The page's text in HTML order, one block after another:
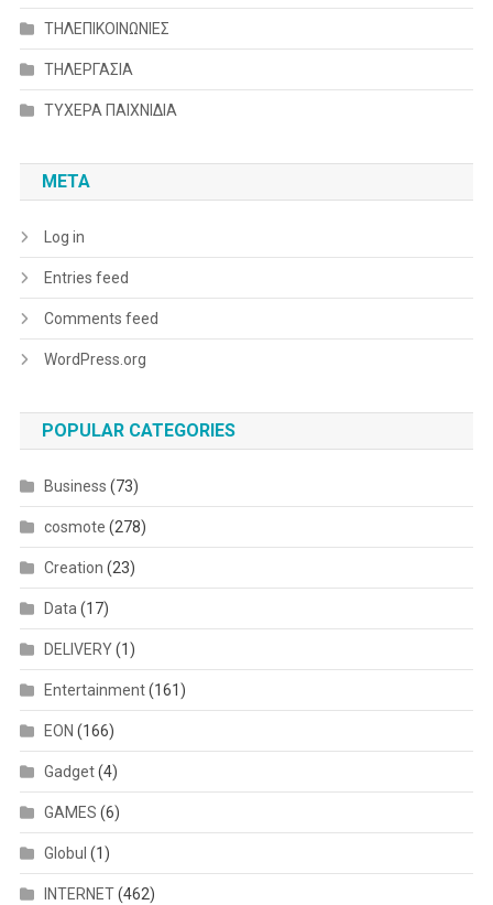
ΤΗΛΕΠΙΚΟΙΝΩΝΙΕΣ
ΤΗΛΕΡΓΑΣΙΑ
ΤΥΧΕΡΑ ΠΑΙΧΝΙΔΙΑ
META
Log in
Entries feed
Comments feed
WordPress.org
POPULAR CATEGORIES
Business (73)
cosmote (278)
Creation (23)
Data(17)
DELIVERY(1)
Entertainment(161)
EON (166)
Gadget(4)
GAMES (6)
Globul (1)
INTERNET(462)